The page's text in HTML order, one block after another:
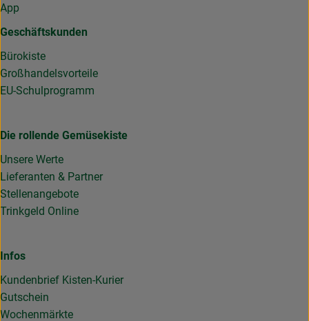
App
Geschäftskunden
Bürokiste
Großhandelsvorteile
EU-Schulprogramm
Die rollende Gemüsekiste
Unsere Werte
Lieferanten & Partner
Stellenangebote
Trinkgeld Online
Infos
Kundenbrief Kisten-Kurier
Gutschein
Wochenmärkte